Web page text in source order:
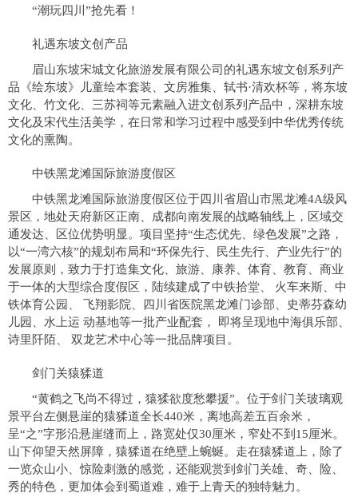
“潮玩四川”抢先看！
礼遇东坡文创产品
眉山东坡宋城文化旅游发展有限公司的礼遇东坡文创系列产
品《绘东坡》儿童绘本套装、文房雅集、轼书·清欢杯等，将东坡
文化、竹文化、三苏祠等元素融入进文创系列产品中，深耕东坡
文化及宋代生活美学，在日常和学习过程中感受到中华优秀传统
文化的熏陶。
中铁黑龙滩国际旅游度假区
中铁黑龙滩国际旅游度假区位于四川省眉山市黑龙滩4A级风
景区，地处天府新区正南、成都向南发展的战略轴线上，区域交
通发达、区位优势明显。项目坚持“生态优先、绿色发展”之路，
以“一湾六核”的规划布局和“环保先行、民生先行、产业先行”的
发展原则，致力于打造集文化、旅游、康养、体育、教育、商业
于一体的大型综合度假区，陆续建成了中铁拾堂、 火车来斯、中
铁体育公园、 飞翔影院、四川省医院黑龙滩门诊部、史蒂芬森幼
儿园、水上运 动基地等一批产业配套， 即将呈现地中海俱乐部、
诗里阡陌、 双龙艺术中心等一批品牌项目。
剑门关猿猱道
“黄鹤之飞尚不得过，猿猱欲度愁攀援”。位于剑门关玻璃观
景平台左侧悬崖的猿猱道全长440米，离地高差五百余米，
呈“之”字形沿悬崖缝而上，路宽处仅30厘米，窄处不到15厘米。
山下仰望天然屏障，猿猱道在绝壁上蜿蜒。走在猿猱道上，除了
一览众山小、惊险刺激的感觉，还能观赏到剑门关雄、奇、险、
秀的特色，更加体会到蜀道难，难于上青天的独特魅力。